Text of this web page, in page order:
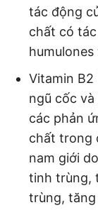
tác động
chất có
humulones
Vitamin B2
ngũ cốc
các phản
chất trong
nam giới
tinh trùng,
trùng,